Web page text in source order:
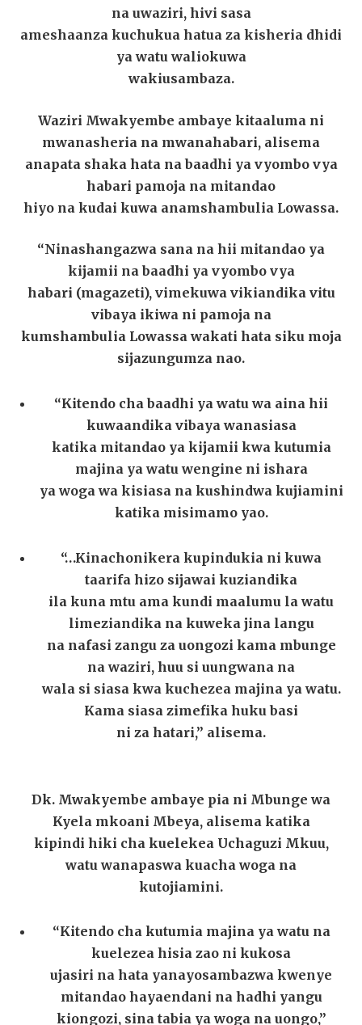
na uwaziri, hivi sasa
ameshaanza kuchukua hatua za kisheria dhidi
ya watu waliokuwa
wakiusambaza.
Waziri Mwakyembe ambaye kitaaluma ni
mwanasheria na mwanahabari, alisema
anapata shaka hata na baadhi ya vyombo vya
habari pamoja na mitandao
hiyo na kudai kuwa anamshambulia Lowassa.
“Ninashangazwa sana na hii mitandao ya
kijamii na baadhi ya vyombo vya
habari (magazeti), vimekuwa vikiandika vitu
vibaya ikiwa ni pamoja na
kumshambulia Lowassa wakati hata siku moja
sijazungumza nao.
“Kitendo cha baadhi ya watu wa aina hii
kuwaandika vibaya wanasiasa
katika mitandao ya kijamii kwa kutumia
majina ya watu wengine ni ishara
ya woga wa kisiasa na kushindwa kujiamini
katika misimamo yao.
“…Kinachonikera kupindukia ni kuwa
taarifa hizo sijawai kuziandika
ila kuna mtu ama kundi maalumu la watu
limeziandika na kuweka jina langu
na nafasi zangu za uongozi kama mbunge
na waziri, huu si uungwana na
wala si siasa kwa kuchezea majina ya watu.
Kama siasa zimefika huku basi
ni za hatari,” alisema.
Dk. Mwakyembe ambaye pia ni Mbunge wa
Kyela mkoani Mbeya, alisema katika
kipindi hiki cha kuelekea Uchaguzi Mkuu,
watu wanapaswa kuacha woga na
kutojiamini.
“Kitendo cha kutumia majina ya watu na
kuelezea hisia zao ni kukosa
ujasiri na hata yanayosambazwa kwenye
mitandao hayaendani na hadhi yangu
kiongozi, sina tabia ya woga na uongo,”